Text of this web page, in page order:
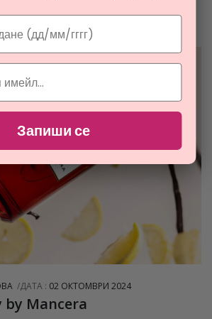
ДАТА : 02 ОКТОМВРИ 2024
by Mancera
Запиши се